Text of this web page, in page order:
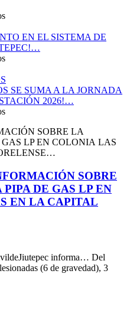
EN EL SISTEMA DE
SE SUMA A LA JORNADA
2026!…
SOBRE LA
LP EN COLONIA LAS
SOBRE
DE GAS LP EN
EN LA CAPITAL
informa… Del
(6 de gravedad), 3